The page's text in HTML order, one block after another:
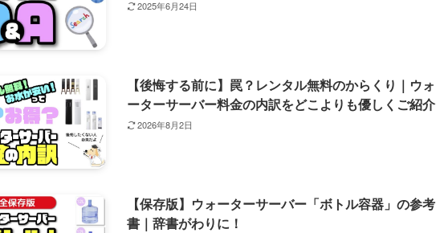
2025年6月24日
【後悔する前に】罠？レンタル無料のからくり｜ウォ
ーターサーバー料金の内訳をどこよりも優しくご紹介
2026年8月2日
【保存版】ウォーターサーバー「ボトル容器」の参考
書｜辞書がわりに！